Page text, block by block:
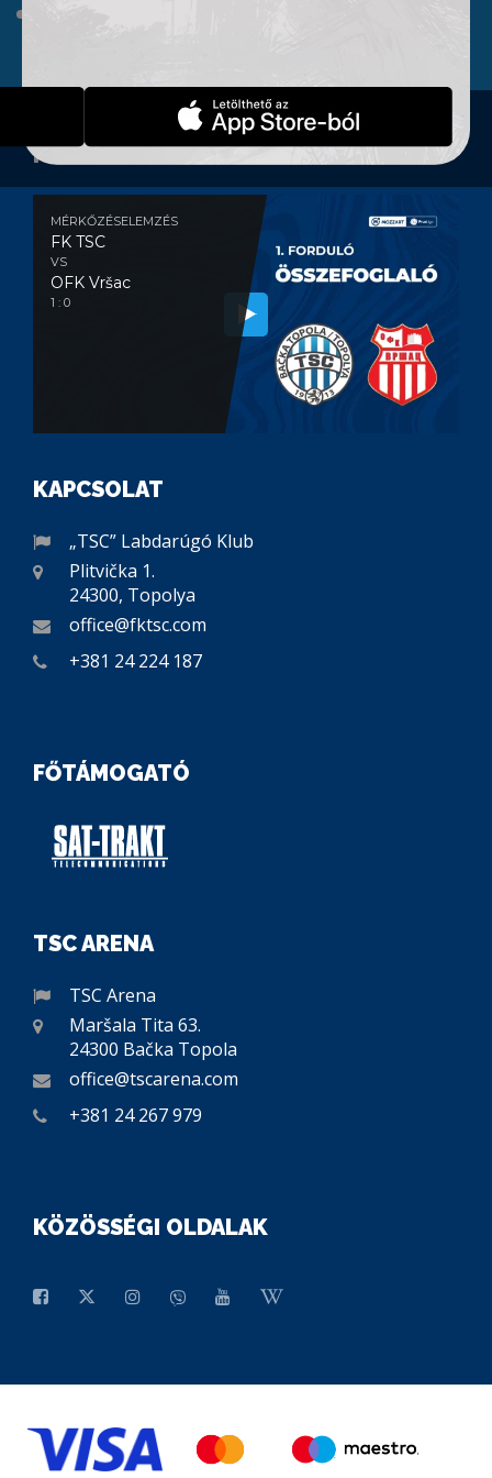
MÉRKŐZÉSELEMZÉS
MÉRKŐZÉSELEMZÉS
FK TSC
VS
OFK Vršac
1 : 0
KAPCSOLAT
„TSC” Labdarúgó Klub
Plitvička 1.
24300, Topolya
office@fktsc.com
+381 24 224 187
FŐTÁMOGATÓ
TSC ARENA
TSC Arena
Maršala Tita 63.
24300 Bačka Topola
office@tscarena.com
+381 24 267 979
KÖZÖSSÉGI OLDALAK